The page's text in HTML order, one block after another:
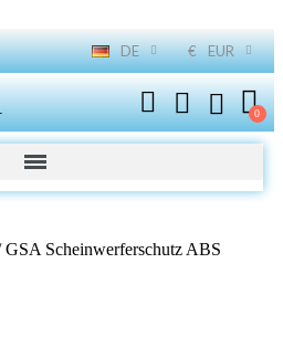
DE € EUR
Scheinwerferschutz ABS